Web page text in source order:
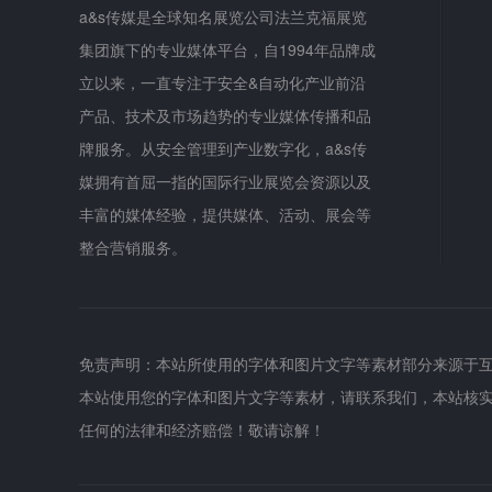
a&s传媒是全球知名展览公司法兰克福展览
集团旗下的专业媒体平台，自1994年品牌成
立以来，一直专注于安全&自动化产业前沿
产品、技术及市场趋势的专业媒体传播和品
牌服务。从安全管理到产业数字化，a&s传
媒拥有首屈一指的国际行业展览会资源以及
丰富的媒体经验，提供媒体、活动、展会等
整合营销服务。
免责声明：本站所使用的字体和图片文字等素材部分来源
本站使用您的字体和图片文字等素材，请联系我们，本站
任何的法律和经济赔偿！敬请谅解！